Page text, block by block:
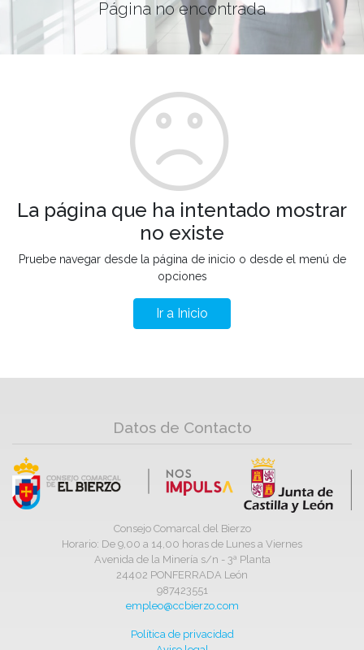
Página no encontrada
La página que ha intentado mostrar
no existe
Pruebe navegar desde la página de inicio o desde el menú de
opciones
Ir a Inicio
Datos de Contacto
Consejo Comarcal del Bierzo
Horario: De 9,00 a 14,00 horas de Lunes a Viernes
Avenida de la Minería s/n - 3ª Planta
24402 PONFERRADA León
987423551
empleo@ccbierzo.com
Política de privacidad